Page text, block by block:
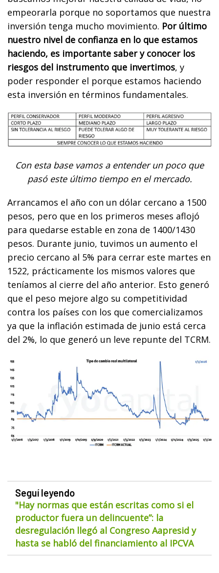
empeorarla porque no soportamos que nuestra
inversión tenga mucho movimiento. Por último
nuestro nivel de confianza en lo que estamos
haciendo, es importante saber y conocer los
riesgos del instrumento que invertimos, y
poder responder el porque estamos haciendo
esta inversión en términos fundamentales.
Con esta base vamos a entender un poco que
pasó este último tiempo en el mercado.
Arrancamos el año con un dólar cercano a 1500
pesos, pero que en los primeros meses aflojó
para quedarse estable en zona de 1400/1430
pesos. Durante junio, tuvimos un aumento el
precio cercano al 5% para cerrar este martes en
1522, prácticamente los mismos valores que
teníamos al cierre del año anterior. Esto generó
que el peso mejore algo su competitividad
contra los países con los que comercializamos
ya que la inflación estimada de junio está cerca
del 2%, lo que generó un leve repunte del TCRM.
Seguí leyendo
"Hay normas que están escritas como si el
productor fuera un delincuente”: la
desregulación llegó al Congreso Aapresid y
hasta se habló del financiamiento al IPCVA